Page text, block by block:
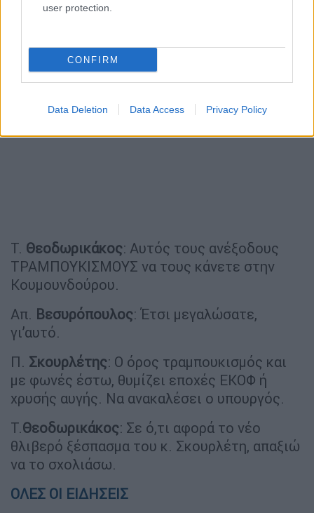
user protection.
CONFIRM
Data Deletion Data Access Privacy Policy
Τ. Θεοδωρικάκος: Αυτός τους ανέξοδους
ΤΡΑΜΠΟΥΚΙΣΜΟΥΣ να τους κάνετε στην
Κουμουνδούρου.
Απ. Βεσυρόπουλος: Έτσι μεγαλώσατε,
γι’αυτό.
Π. Σκουρλέτης: Ο όρος τραμπουκισμός και
με φωνές έστω, θυμίζει εποχές ΕΚΟΦ ή
χρυσής αυγής. Να ανακαλέσει ο υπουργός.
Τ.Θεοδωρικάκος: Σε ό,τι αφορά το νέο
θλιβερό ξέσπασμα του κ. Σκουρλέτη, απαξιώ
να το σχολιάσω.
ΟΛΕΣ ΟΙ ΕΙΔΗΣΕΙΣ